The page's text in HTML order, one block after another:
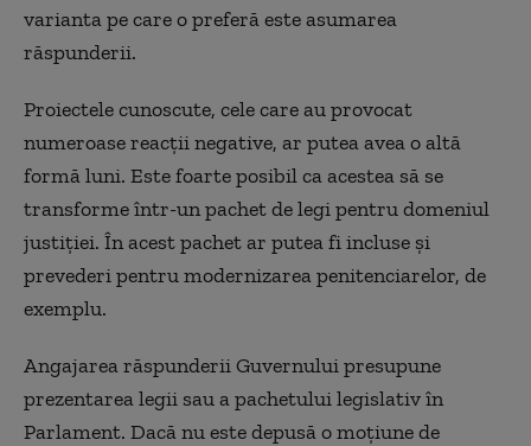
varianta pe care o preferă este asumarea
răspunderii.
Proiectele cunoscute, cele care au provocat
numeroase reacţii negative, ar putea avea o altă
formă luni. Este foarte posibil ca acestea să se
transforme într-un pachet de legi pentru domeniul
justiţiei. În acest pachet ar putea fi incluse şi
prevederi pentru modernizarea penitenciarelor, de
exemplu.
Angajarea răspunderii Guvernului presupune
prezentarea legii sau a pachetului legislativ în
Parlament. Dacă nu este depusă o moţiune de